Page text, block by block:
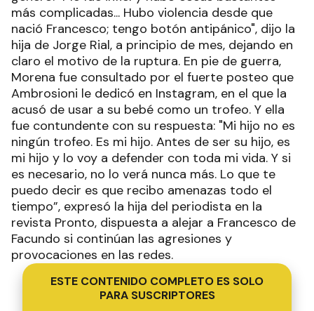
más complicadas... Hubo violencia desde que
nació Francesco; tengo botón antipánico", dijo la
hija de Jorge Rial, a principio de mes, dejando en
claro el motivo de la ruptura. En pie de guerra,
Morena fue consultado por el fuerte posteo que
Ambrosioni le dedicó en Instagram, en el que la
acusó de usar a su bebé como un trofeo. Y ella
fue contundente con su respuesta: "Mi hijo no es
ningún trofeo. Es mi hijo. Antes de ser su hijo, es
mi hijo y lo voy a defender con toda mi vida. Y si
es necesario, no lo verá nunca más. Lo que te
puedo decir es que recibo amenazas todo el
tiempo”, expresó la hija del periodista en la
revista Pronto, dispuesta a alejar a Francesco de
Facundo si continúan las agresiones y
provocaciones en las redes.
ESTE CONTENIDO COMPLETO ES SOLO
PARA SUSCRIPTORES